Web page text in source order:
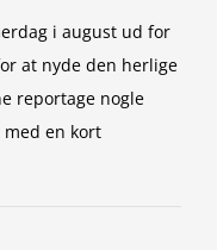
i august ud for
at nyde den herlige
reportage nogle
en kort